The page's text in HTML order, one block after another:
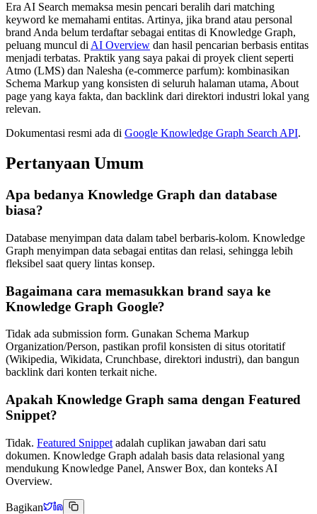
Era AI Search memaksa mesin pencari beralih dari matching
keyword ke memahami entitas. Artinya, jika brand atau personal
brand Anda belum terdaftar sebagai entitas di Knowledge Graph,
peluang muncul di AI Overview dan hasil pencarian berbasis entitas
menjadi terbatas. Praktik yang saya pakai di proyek client seperti
Atmo (LMS) dan Nalesha (e-commerce parfum): kombinasikan
Schema Markup yang konsisten di seluruh halaman utama, About
page yang kaya fakta, dan backlink dari direktori industri lokal yang
relevan.
Dokumentasi resmi ada di Google Knowledge Graph Search API.
Pertanyaan Umum
Apa bedanya Knowledge Graph dan database
biasa?
Database menyimpan data dalam tabel berbaris-kolom. Knowledge
Graph menyimpan data sebagai entitas dan relasi, sehingga lebih
fleksibel saat query lintas konsep.
Bagaimana cara memasukkan brand saya ke
Knowledge Graph Google?
Tidak ada submission form. Gunakan Schema Markup
Organization/Person, pastikan profil konsisten di situs otoritatif
(Wikipedia, Wikidata, Crunchbase, direktori industri), dan bangun
backlink dari konten terkait niche.
Apakah Knowledge Graph sama dengan Featured
Snippet?
Tidak. Featured Snippet adalah cuplikan jawaban dari satu
dokumen. Knowledge Graph adalah basis data relasional yang
mendukung Knowledge Panel, Answer Box, dan konteks AI
Overview.
Bagikan